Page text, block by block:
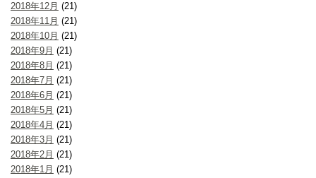
2018年12月 (21)
2018年11月 (21)
2018年10月 (21)
2018年9月 (21)
2018年8月 (21)
2018年7月 (21)
2018年6月 (21)
2018年5月 (21)
2018年4月 (21)
2018年3月 (21)
2018年2月 (21)
2018年1月 (21)